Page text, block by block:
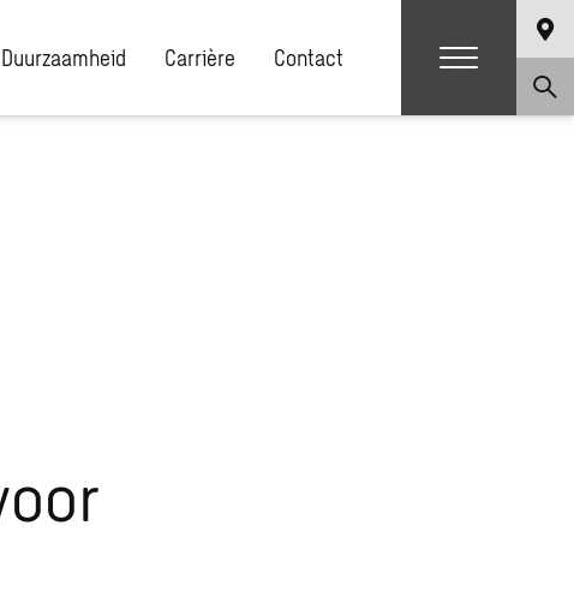
Duurzaamheid Carrière Contact